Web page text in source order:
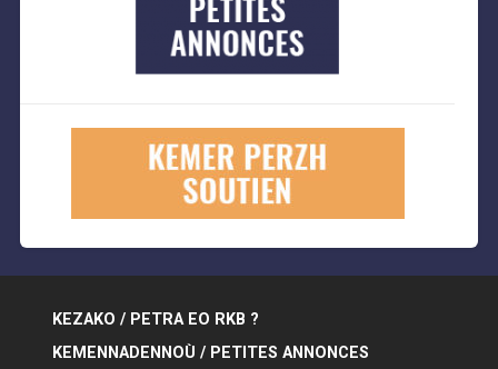
KEZAKO / PETRA EO RKB ?
KEMENNADENNOÙ / PETITES ANNONCES